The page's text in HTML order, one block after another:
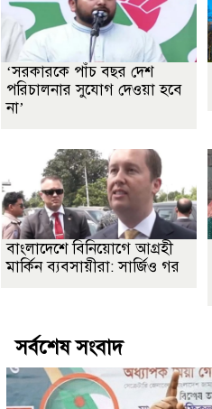
‘সরকারকে পাঁচ বছর দেশ
পরিচালনার সুযোগ দেওয়া হবে
না’
বাংলাদেশে বিনিয়োগে আগ্রহী
মার্কিন ব্যবসায়ীরা: সার্জিও গর
সর্বশেষ সংবাদ